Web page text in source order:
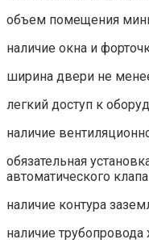
объем помещения
наличие окна и
ширина двери не
легкий доступ к
наличие
обязательная
автоматического
наличие контура
наличие